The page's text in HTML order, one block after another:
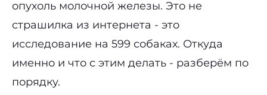
опухоль молочной железы. Это не
страшилка из интернета - это
исследование на 599 собаках. Откуда
именно и что с этим делать - разберём по
порядку.